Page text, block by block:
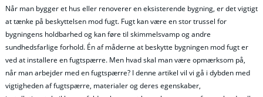
Når man bygger et hus eller renoverer en eksisterende bygning, er det vigtigt
at tænke på beskyttelsen mod fugt. Fugt kan være en stor trussel for
bygningens holdbarhed og kan føre til skimmelsvamp og andre
sundhedsfarlige forhold. Én af måderne at beskytte bygningen mod fugt er
ved at installere en fugtspærre. Men hvad skal man være opmærksom på,
når man arbejder med en fugtspærre? I denne artikel vil vi gå i dybden med
vigtigheden af fugtspærre, materialer og deres egenskaber,